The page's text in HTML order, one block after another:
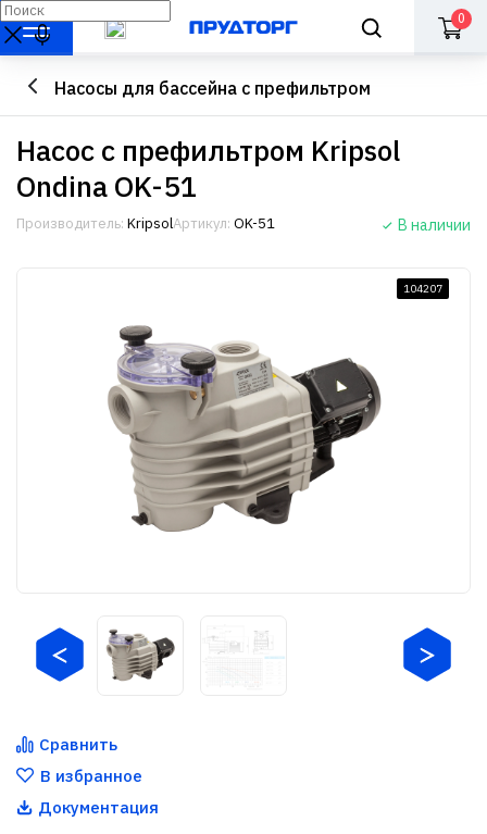
0
Насосы для бассейна с префильтром
Насос с префильтром Kripsol
Ondina OK-51
Производитель: KripsolАртикул: OK-51 В наличии
104207
Сравнить
В избранное
Документация